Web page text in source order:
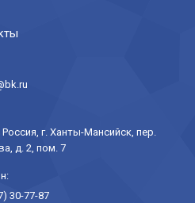
Россия, г. Ханты-Мансийск, пер.
д. 2, пом. 7
30-77-87